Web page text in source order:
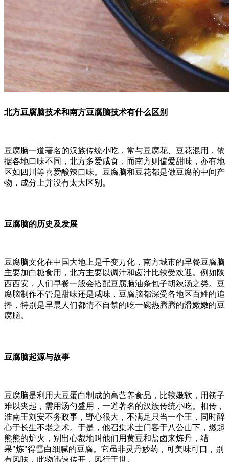
北方豆腐脑技术和南方豆腐脑技术有什么区别
豆腐脑一道著名的汉族传统小吃，常与豆腐花、豆花混用，依
据各地口味不同，北方多爱咸食，而南方则偏爱甜味，亦有地
区如四川等喜爱酸辣口味。豆腐脑和豆花都是做豆腐的中间产
物，成分上并没有太大区别。
豆腐脑的历史及发展
豆腐脑文化在中国大地上是千变万化，南方城市的早餐豆腐脑
主要加白糖食用，北方主要以调汁和卤汁比较受欢迎。例如陕
西西安，人们早餐一般会搭配豆腐脑油条包子胡辣汤之类。豆
腐脑制作不管是甜味还是咸味，豆腐脑都深受各地区百姓的追
捧，特别是早晨人们都情不自禁的吃一碗热腾腾的滑嫩嫩的豆
腐脑。
豆腐脑起源与故事
豆腐脑是利用大豆蛋白制成的高营养食品，比较嫩软，用筷子
难以夹起，需用汤勺盛用，一道著名的汉族传统小吃。相传，
淮南王刘安不务政事，野心很大，不满足只当一个王，同时醉
心于长生不老之术。于是，他召集术士门客于八公山下，燃起
熊熊的炉火，别出心裁地叫他们用黄豆和盐卤来炼丹，结
果"炼"得雪白细腻的豆腐。它虽非灵丹妙药，可美味可口，别
有风味，此物迅速传开，风行于世。